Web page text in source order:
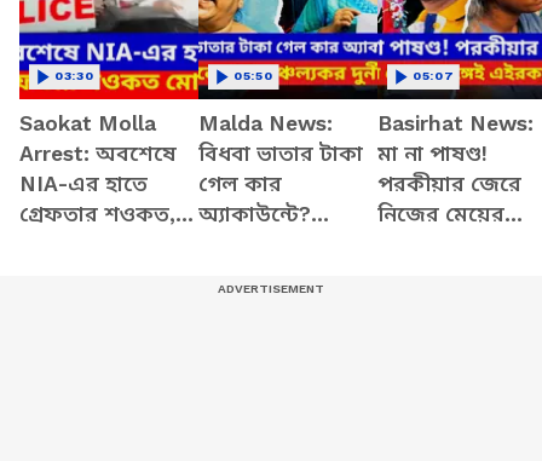
Saokat Molla
Arrest: অবশেষে
NIA-এর হাতে
গ্রেফতার শওকত,
03:30
Malda News:
বিধবা ভাতার টাকা
গেল কার
অ্যাকাউন্টে?
05:50
Basirhat News:
মা না পাষণ্ড!
পরকীয়ার জেরে
নিজের মেয়ের
05:07